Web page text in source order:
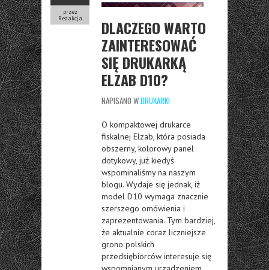
przez
Redakcja
DLACZEGO WARTO
ZAINTERESOWAĆ
SIĘ DRUKARKĄ
ELZAB D10?
NAPISANO WDRUKARKI
O kompaktowej drukarce
fiskalnej Elzab, która posiada
obszerny, kolorowy panel
dotykowy, już kiedyś
wspominaliśmy na naszym
blogu. Wydaje się jednak, iż
model D10 wymaga znacznie
szerszego omówienia i
zaprezentowania. Tym bardziej,
że aktualnie coraz liczniejsze
grono polskich
przedsiębiorców interesuje się